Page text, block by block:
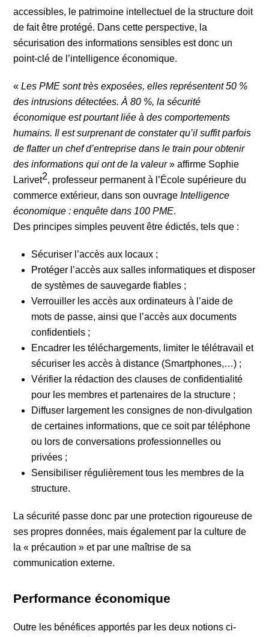
accessibles, le patrimoine intellectuel de la structure doit
de fait être protégé. Dans cette perspective, la
sécurisation des informations sensibles est donc un
point-clé de l’intelligence économique.
«Les PME sont très exposées, elles représentent 50 %
des intrusions détectées. À 80 %, la sécurité
économique est pourtant liée à des comportements
humains. Il est surprenant de constater qu’il suffit parfois
de flatter un chef d’entreprise dans le train pour obtenir
des informations qui ont de la valeur» affirme Sophie
Larivet2, professeur permanent à l’École supérieure du
commerce extérieur, dans son ouvrageIntelligence
économique : enquête dans 100 PME.
Des principes simples peuvent être édictés, tels que :
Sécuriser l’accès aux locaux ;
Protéger l’accès aux salles informatiques et disposer
de systèmes de sauvegarde fiables ;
Verrouiller les accès aux ordinateurs à l’aide de
mots de passe, ainsi que l’accès aux documents
confidentiels ;
Encadrer les téléchargements, limiter le télétravail et
sécuriser les accès à distance (Smartphones,…) ;
Vérifier la rédaction des clauses de confidentialité
pour les membres et partenaires de la structure ;
Diffuser largement les consignes de non-divulgation
de certaines informations, que ce soit par téléphone
ou lors de conversations professionnelles ou
privées ;
Sensibiliser régulièrement tous les membres de la
structure.
La sécurité passe donc par une protection rigoureuse de
ses propres données, mais également par la culture de
la « précaution » et par une maîtrise de sa
communication externe.
Performance économique
Outre les bénéfices apportés par les deux notions ci-